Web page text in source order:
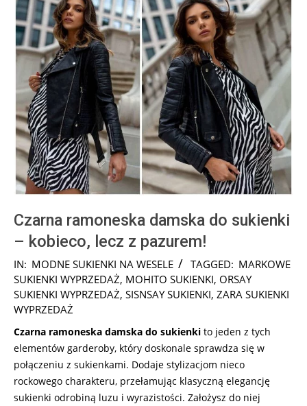
Czarna ramoneska damska do sukienki
– kobieco, lecz z pazurem!
2024-
09-
08
IN: MODNE SUKIENKI NA WESELE TAGGED: MARKOWE
SUKIENKI WYPRZEDAŻ, MOHITO SUKIENKI, ORSAY
SUKIENKI WYPRZEDAŻ, SISNSAY SUKIENKI, ZARA SUKIENKI
WYPRZEDAŻ
Czarna ramoneska damska do sukienki to jeden z tych
elementów garderoby, który doskonale sprawdza się w
połączeniu z sukienkami. Dodaje stylizacjom nieco
rockowego charakteru, przełamując klasyczną elegancję
sukienki odrobiną luzu i wyrazistości. Założysz do niej